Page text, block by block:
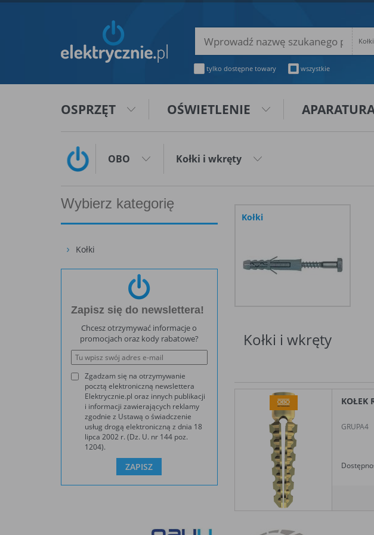
tylko dostępne towary wszystkie
OSPRZĘT OŚWIETLENIE
OBO Kołki i wkręty
Wybierz kategorię
Kołki
Zapisz się do newslettera!
Chcesz otrzymywać informacje o
promocjach oraz kody rabatowe?
Zgadzam się na otrzymywanie
pocztą elektroniczną newslettera
Elektrycznie.pl oraz innych publikacji
i informacji zawierających reklamy
zgodnie z Ustawą o świadczenie
usług drogą elektroniczną z dnia 18
lipca 2002 r. (Dz. U. nr 144 poz.
1204).
Kołki
Kołki i wkręty
KOŁEK
GRUPA4